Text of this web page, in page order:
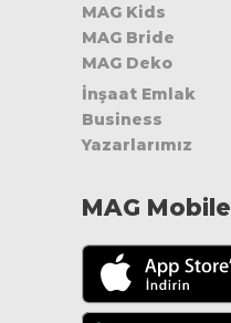
MAG Kids
MAG Bride
MAG Deko
İnşaat Emlak
Business
Yazarlarımız
MAG Mobile